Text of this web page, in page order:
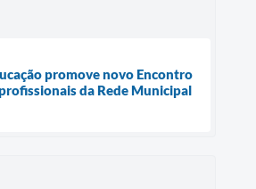
promove novo Encontro
da Rede Municipal